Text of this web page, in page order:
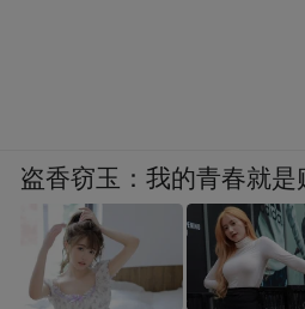
盗香窃玉：我的青春就是